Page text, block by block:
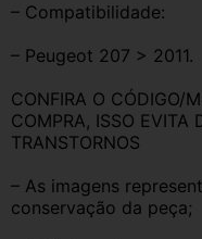
– Compatibilidade:
– Peugeot 207 > 2011.
CONFIRA O CÓDIGO/
COMPRA, ISSO EVITA
TRANSTORNOS
– As imagens
conservação da peça;